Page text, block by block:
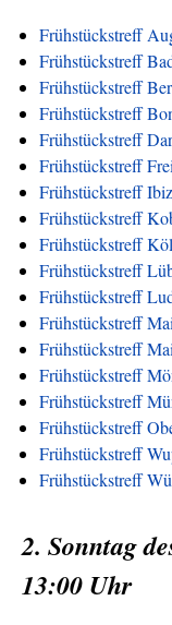
Frühstückstreff
Frühstückstreff
Frühstückstreff
Frühstückstreff
Frühstückstreff
Frühstückstreff
Frühstückstreff
Frühstückstreff
Frühstückstreff
Frühstückstreff
Frühstückstreff
Frühstückstreff
Frühstückstreff
Frühstückstreff
Frühstückstreff
Frühstückstreff
Frühstückstreff
Frühstückstreff
2. Sonntag
13:00 Uhr